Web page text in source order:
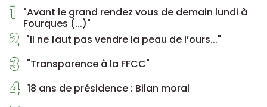
1
"Avant le grand rendez vous de demain lundi à
Fourques (...)"
2 "Il ne faut pas vendre la peau de l’ours..."
3 "Transparence à la FFCC"
4 18 ans de présidence : Bilan moral